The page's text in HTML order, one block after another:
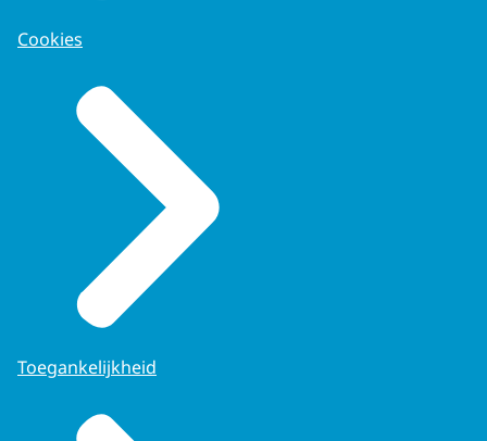
Cookies
Toegankelijkheid